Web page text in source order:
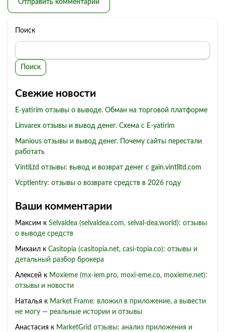
Поиск
Поиск
Свежие новости
E-yatirim отзывы о выводе. Обман на торговой платформе
Linvarex отзывы и вывод денег. Схема с E-yatirim
Manious отзывы и вывод денег. Почему сайты перестали
работать
VintlLtd отзывы: вывод и возврат денег с gain.vintlltd.com
Vcptlentry: отзывы о возврате средств в 2026 году
Ваши комментарии
Максим к Selvaldea (selvaldea.com, selval-dea.world): отзывы
о выводе средств
Михаил к Casitopia (casitopia.net, casi-topia.co): отзывы и
детальный разбор брокера
Алексей к Moxieme (mx-iem.pro, moxi-eme.co, moxieme.net):
отзывы и новости
Наталья к Market Frame: вложил в приложение, а вывести
не могу — реальные истории и отзывы
Анастасия к MarketGrid отзывы: анализ приложения и